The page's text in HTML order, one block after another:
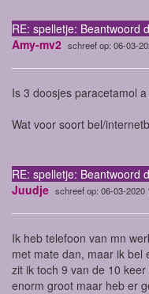
RE: spelletje: Beantwoord
Amy-mv2 schreef op: 06-03-
Is 3 doosjes paracetamol
Wat voor soort bel/
RE: spelletje: Beantwoord
Juudje schreef op: 06-03-2020
Ik heb telefoon van mn
met mate dan, maar ik
zit ik toch 9 van de 10
enorm groot maar heb er